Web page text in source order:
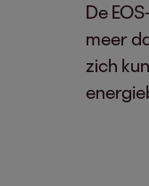
De
meer
zich